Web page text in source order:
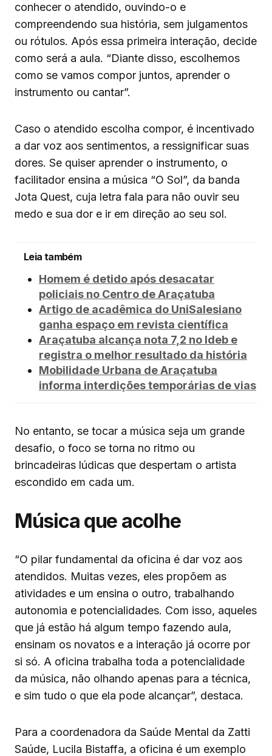
conhecer o atendido, ouvindo-o e
compreendendo sua história, sem julgamentos
ou rótulos. Após essa primeira interação, decide
como será a aula. “Diante disso, escolhemos
como se vamos compor juntos, aprender o
instrumento ou cantar”.
Caso o atendido escolha compor, é incentivado
a dar voz aos sentimentos, a ressignificar suas
dores. Se quiser aprender o instrumento, o
facilitador ensina a música “O Sol”, da banda
Jota Quest, cuja letra fala para não ouvir seu
medo e sua dor e ir em direção ao seu sol.
Leia também
Homem é detido após desacatar
policiais no Centro de Araçatuba
Artigo de acadêmica do UniSalesiano
ganha espaço em revista científica
Araçatuba alcança nota 7,2 no Ideb e
registra o melhor resultado da história
Mobilidade Urbana de Araçatuba
informa interdições temporárias de vias
No entanto, se tocar a música seja um grande
desafio, o foco se torna no ritmo ou
brincadeiras lúdicas que despertam o artista
escondido em cada um.
Música que acolhe
“O pilar fundamental da oficina é dar voz aos
atendidos. Muitas vezes, eles propõem as
atividades e um ensina o outro, trabalhando
autonomia e potencialidades. Com isso, aqueles
que já estão há algum tempo fazendo aula,
ensinam os novatos e a interação já ocorre por
si só. A oficina trabalha toda a potencialidade
da música, não olhando apenas para a técnica,
e sim tudo o que ela pode alcançar”, destaca.
Para a coordenadora da Saúde Mental da Zatti
Saúde, Lucila Bistaffa, a oficina é um exemplo